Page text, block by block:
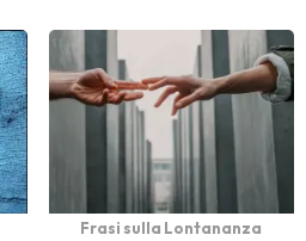
Frasi sulla Lontananza